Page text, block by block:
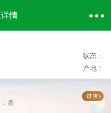
情
状态：
产地：
条